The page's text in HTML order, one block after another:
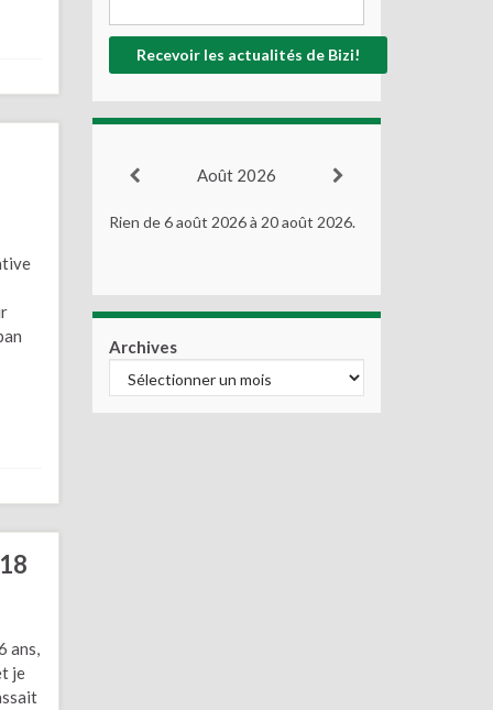
ans,
je
Août 2026
Rien de 6 août 2026 à 20 août 2026.
Archives